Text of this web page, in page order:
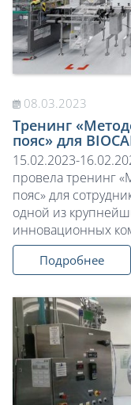
08.03.2023
Тренинг
пояс» для
15.02.2023-
провела тренинг
пояс» для
одной из
инновационных
Подробнее